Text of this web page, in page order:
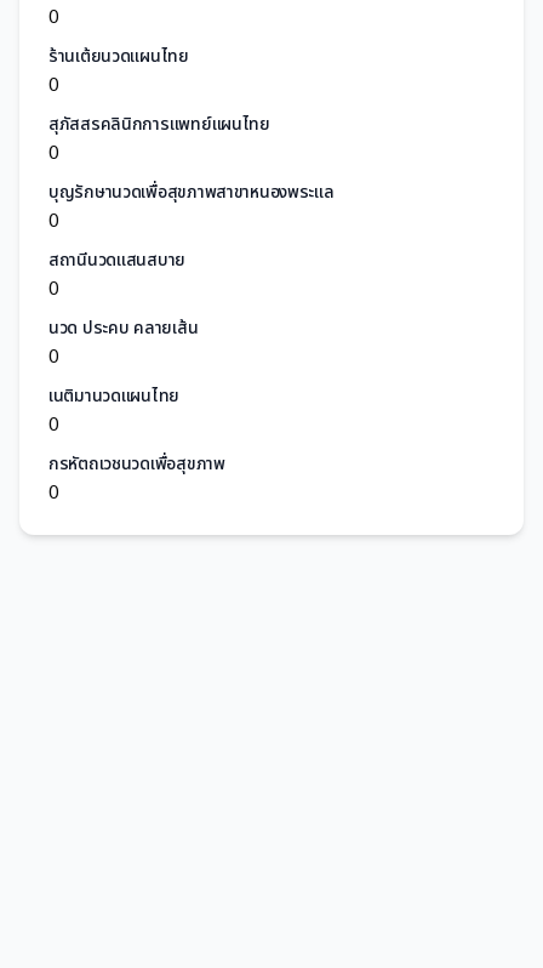
0
ร้านเต้ยนวดแผนไทย
0
สุภัสสรคลินิกการแพทย์แผนไทย
0
บุญรักษานวดเพื่อสุขภาพสาขาหนองพระแล
0
สถานีนวดแสนสบาย
0
นวด ประคบ คลายเส้น
0
เนติมานวดแผนไทย
0
กรหัตถเวชนวดเพื่อสุขภาพ
0